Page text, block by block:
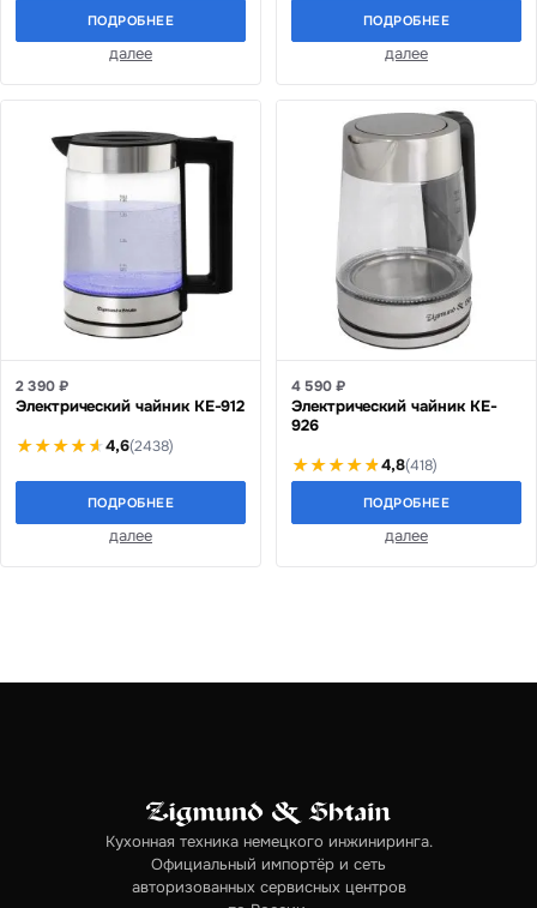
ПОДРОБНЕЕ
далее
ПОДРОБНЕЕ
далее
2 390 ₽
Электрический чайник KE-912
4,6(2438)
ПОДРОБНЕЕ
далее
4 590 ₽
Электрический чайник KE-
926
4,8(418)
ПОДРОБНЕЕ
далее
Кухонная техника немецкого инжиниринга.
Официальный импортёр и сеть
авторизованных сервисных центров